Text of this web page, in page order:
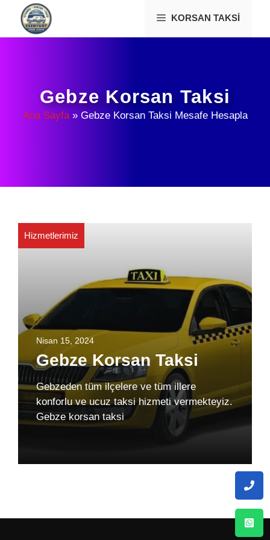
İçeriğe
KORSAN TAKSI
Gebze Korsan Taksi
Ana Sayfa» Gebze Korsan Taksi Mesafe Hesapla
Hizmetlerimiz
Nisan 15, 2024
Gebze Korsan Taksi
Gebzeden tüm ilçelere ve tüm illere
konforlu ve ucuz taksi hizmeti vermekteyiz.
Gebze korsan taksi